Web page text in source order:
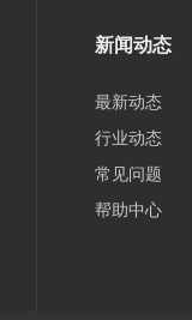
新闻动态
最新动态
行业动态
常见问题
帮助中心